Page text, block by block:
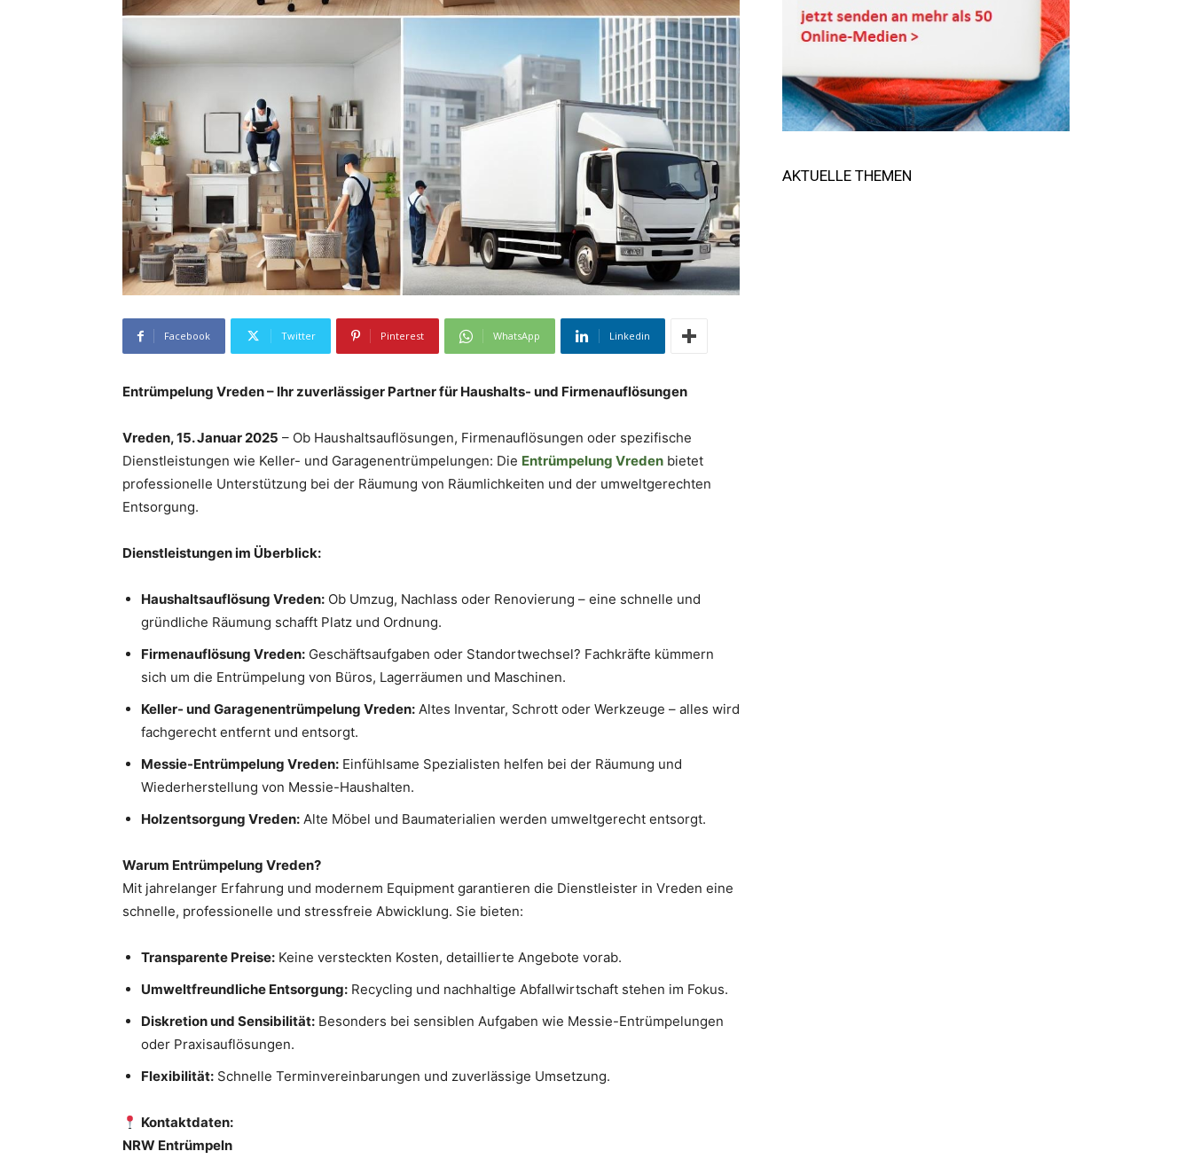
Facebook Twitter Pinterest WhatsApp Linkedin
Entrümpelung Vreden – Ihr zuverlässiger Partner für Haushalts- und Firmenauflösungen
Vreden, 15. Januar 2025 – Ob Haushaltsauflösungen, Firmenauflösungen oder spezifische
Dienstleistungen wie Keller- und Garagenentrümpelungen: Die Entrümpelung Vreden bietet
professionelle Unterstützung bei der Räumung von Räumlichkeiten und der umweltgerechten
Entsorgung.
Dienstleistungen im Überblick:
Haushaltsauflösung Vreden: Ob Umzug, Nachlass oder Renovierung – eine schnelle und
gründliche Räumung schafft Platz und Ordnung.
Firmenauflösung Vreden: Geschäftsaufgaben oder Standortwechsel? Fachkräfte kümmern
sich um die Entrümpelung von Büros, Lagerräumen und Maschinen.
Keller- und Garagenentrümpelung Vreden: Altes Inventar, Schrott oder Werkzeuge – alles wird
fachgerecht entfernt und entsorgt.
Messie-Entrümpelung Vreden: Einfühlsame Spezialisten helfen bei der Räumung und
Wiederherstellung von Messie-Haushalten.
Holzentsorgung Vreden: Alte Möbel und Baumaterialien werden umweltgerecht entsorgt.
Warum Entrümpelung Vreden?
Mit jahrelanger Erfahrung und modernem Equipment garantieren die Dienstleister in Vreden eine
schnelle, professionelle und stressfreie Abwicklung. Sie bieten:
Transparente Preise: Keine versteckten Kosten, detaillierte Angebote vorab.
Umweltfreundliche Entsorgung: Recycling und nachhaltige Abfallwirtschaft stehen im Fokus.
Diskretion und Sensibilität: Besonders bei sensiblen Aufgaben wie Messie-Entrümpelungen
oder Praxisauflösungen.
Flexibilität: Schnelle Terminvereinbarungen und zuverlässige Umsetzung.
Kontaktdaten:
NRW Entrümpeln
AKTUELLE THEMEN